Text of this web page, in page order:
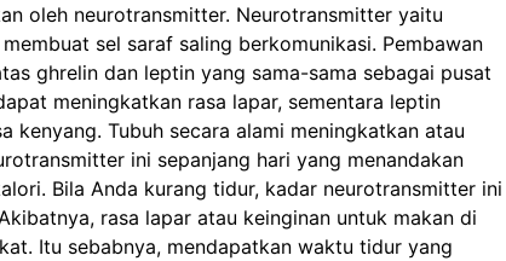
oleh neurotransmitter. Neurotransmitter yaitu
sel saraf saling berkomunikasi. Pembawan
ghrelin dan leptin yang sama-sama sebagai pusat
meningkatkan rasa lapar, sementara leptin
kenyang. Tubuh secara alami meningkatkan atau
ini sepanjang hari yang menandakan
Bila Anda kurang tidur, kadar neurotransmitter ini
rasa lapar atau keinginan untuk makan di
Itu sebabnya, mendapatkan waktu tidur yang